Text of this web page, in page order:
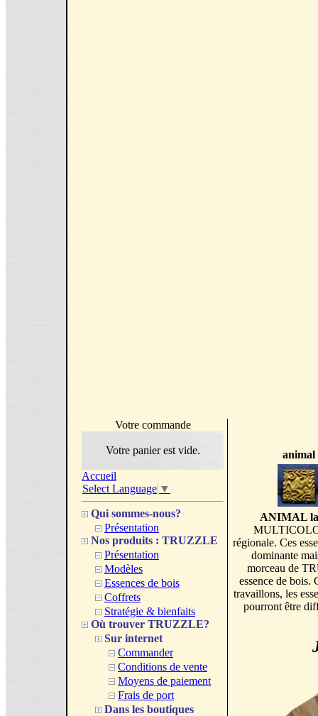
Votre commande
Votre panier est vide.
Accueil
Select Language ▼
Qui sommes-nous?
Présentation
Nos produits : TRUZZLE
Présentation
Modèles
Essences de bois
Coffrets
Stratégie & bienfaits
Où trouver TRUZZLE?
Sur internet
Commander
Conditions de vente
Moyens de paiement
Frais de port
Dans les boutiques
animal
ANIMAL
régionale. Ces
dominante
morceau de
essence de bois.
travaillons, les
pourront être